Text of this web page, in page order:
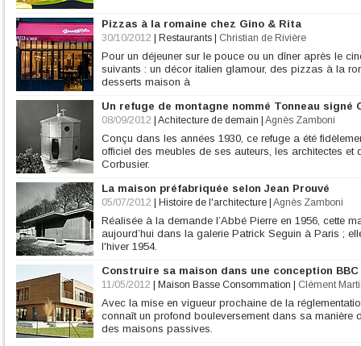
Pizzas à la romaine chez Gino & Rita
30/10/2012 Restaurants Christian de Rivière
Pour un déjeuner sur le pouce ou un dîner après le
suivants : un décor italien glamour, des pizzas à la
desserts maison à
Un refuge de montagne nommé Tonneau signé
08/09/2012 Achitecture de demain Agnès Zamboni
Conçu dans les années 1930, ce refuge a été
officiel des meubles de ses auteurs, les architectes et
Corbusier.
La maison préfabriquée selon Jean Prouvé
05/07/2012 Histoire de l'architecture Agnès Zamboni
Réalisée à la demande l’Abbé Pierre en 1956, cette
aujourd’hui dans la galerie Patrick Seguin à Paris ;
l'hiver 1954.
Construire sa maison dans une conception BBC
11/05/2012 Maison Basse Consommation Clément
Avec la mise en vigueur prochaine de la
connaît un profond bouleversement dans sa manière
des maisons passives.